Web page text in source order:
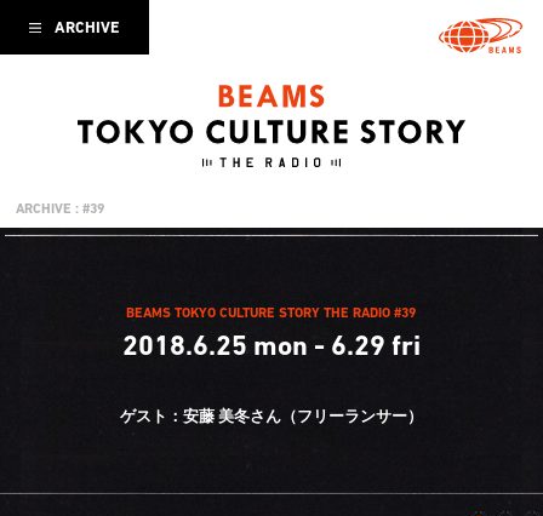
ARCHIVE
ARCHIVE : #39
BEAMS TOKYO CULTURE STORY THE RADIO #39
2018.6.25 mon - 6.29 fri
ゲスト：安藤 美冬さん（フリーランサー）